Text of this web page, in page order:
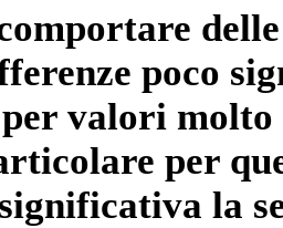
poco
valori
per
la